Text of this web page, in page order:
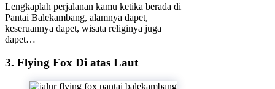
Lengkaplah perjalanan kamu ketika berada di
Pantai Balekambang, alamnya dapet,
keseruannya dapet, wisata religinya juga
dapet…
3. Flying Fox Di atas Laut